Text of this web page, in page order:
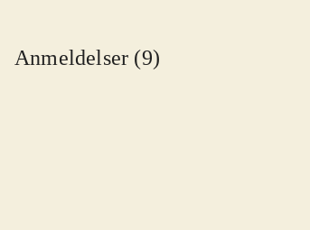
Anmeldelser (9)